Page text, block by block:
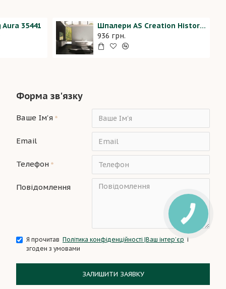
35441
Шпалери AS Creation History of Art 37656-9
936 грн.
Форма зв'язку
Ваше Ім'я
Email
Телефон
Повідомлення
Я прочитав Політика конфіденційності |Ваш інтер’єр і
згоден з умовами
ЗАЛИШИТИ ЗАЯВКУ